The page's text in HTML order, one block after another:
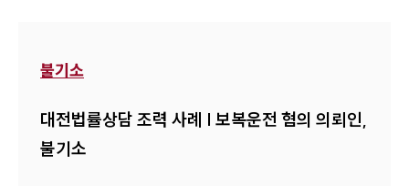
불기소
대전법률상담 조력 사례 | 보복운전 혐의 의뢰인,
불기소